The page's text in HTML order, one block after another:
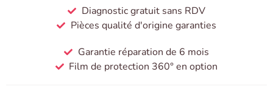
Diagnostic gratuit sans RDV
Pièces qualité d'origine garanties
Garantie réparation de 6 mois
Film de protection 360° en option